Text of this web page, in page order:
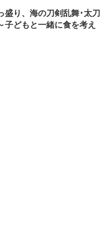
盛り、海の刀剣乱舞･太刀
子どもと一緒に食を考え